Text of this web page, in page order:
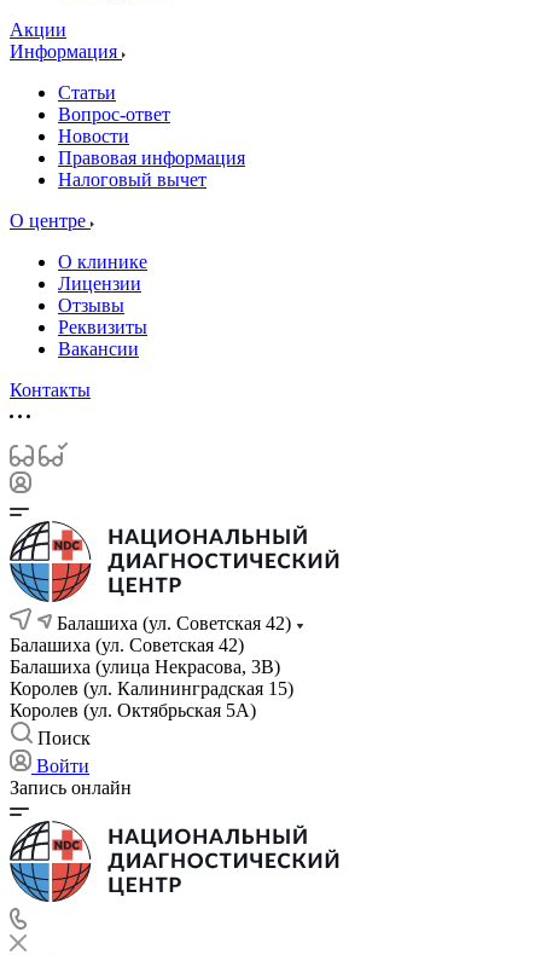
Акции
Информация
Статьи
Вопрос-ответ
Новости
Правовая информация
Налоговый вычет
О центре
О клинике
Лицензии
Отзывы
Реквизиты
Вакансии
Контакты
Балашиха (ул. Советская 42)
Балашиха (ул. Советская 42)
Балашиха (улица Некрасова, 3В)
Королев (ул. Калининградская 15)
Королев (ул. Октябрьская 5А)
Поиск
Войти
Запись онлайн